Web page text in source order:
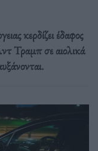
κερδίζει έδαφος
Τραμπ σε αιολικά